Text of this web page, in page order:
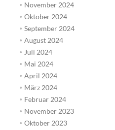
November 2024
Oktober 2024
September 2024
August 2024
Juli 2024
Mai 2024
April 2024
März 2024
Februar 2024
November 2023
Oktober 2023